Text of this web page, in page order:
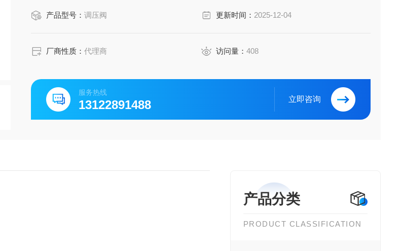
产品型号：调压阀 更新时间： 2025-12-04
厂商性质：代理商 访问量： 408
服务热线
13122891488 立即咨询
产品分类
PRODUCT CLASSIFICATION